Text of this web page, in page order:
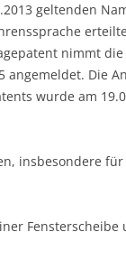
geltenden
nimmt
Die
wurde am
insbesondere
Fensterscheibe